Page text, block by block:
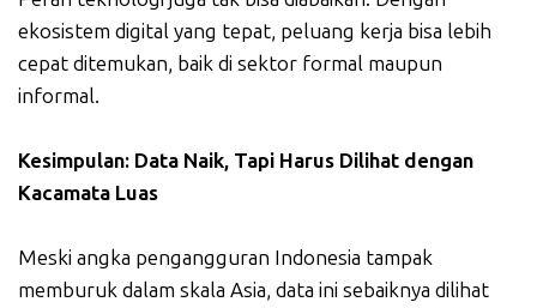
ekosistem digital yang tepat, peluang kerja bisa lebih
cepat ditemukan, baik di sektor formal maupun
informal.
Kesimpulan: Data Naik, Tapi Harus Dilihat dengan
Kacamata Luas
Meski angka pengangguran Indonesia tampak
memburuk dalam skala Asia, data ini sebaiknya dilihat